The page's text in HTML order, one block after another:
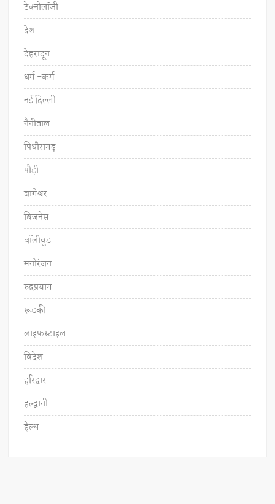
टेक्नोलॉजी
देश
देहरादून
धर्म -कर्म
नई दिल्ली
नैनीताल
पिथौरागढ़
पौड़ी
बागेश्वर
बिजनेस
बॉलीवुड
मनोरंजन
रुद्रप्रयाग
रूडकी
लाइफस्टाइल
विदेश
हरिद्वार
हल्द्वानी
हेल्थ